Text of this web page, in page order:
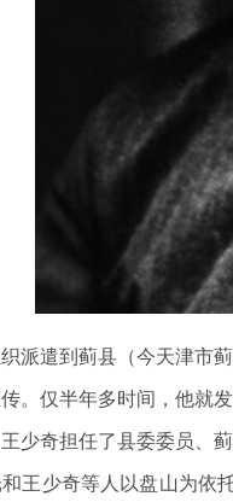
派遣到蓟县（今天津市
。仅半年多时间，他就
少奇担任了县委委员、
王少奇等人以盘山为